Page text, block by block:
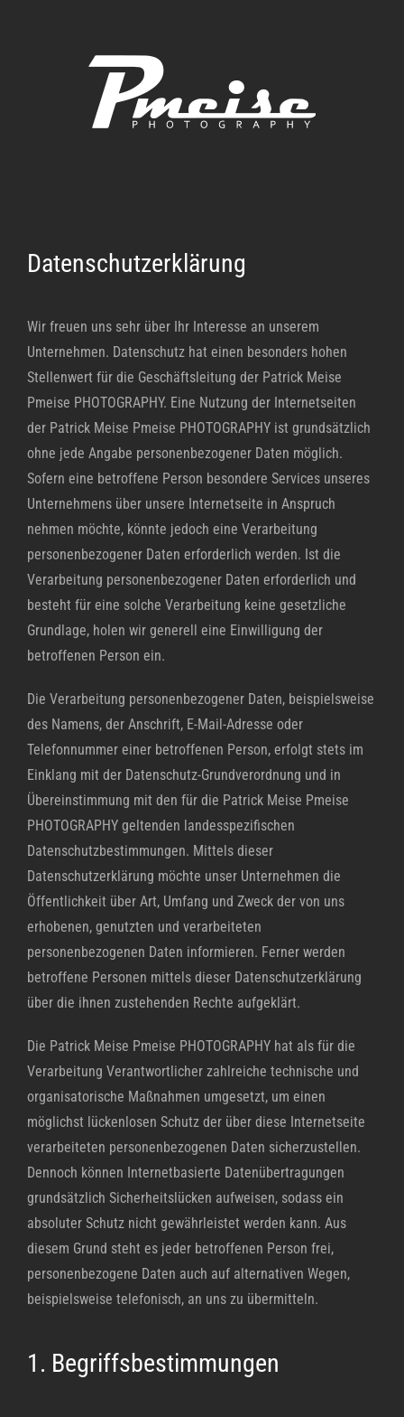
Datenschutzerklärung
Wir freuen uns sehr über Ihr Interesse an unserem
Unternehmen. Datenschutz hat einen besonders hohen
Stellenwert für die Geschäftsleitung der Patrick Meise
Pmeise PHOTOGRAPHY. Eine Nutzung der Internetseiten
der Patrick Meise Pmeise PHOTOGRAPHY ist grundsätzlich
ohne jede Angabe personenbezogener Daten möglich.
Sofern eine betroffene Person besondere Services unseres
Unternehmens über unsere Internetseite in Anspruch
nehmen möchte, könnte jedoch eine Verarbeitung
personenbezogener Daten erforderlich werden. Ist die
Verarbeitung personenbezogener Daten erforderlich und
besteht für eine solche Verarbeitung keine gesetzliche
Grundlage, holen wir generell eine Einwilligung der
betroffenen Person ein.
Die Verarbeitung personenbezogener Daten, beispielsweise
des Namens, der Anschrift, E-Mail-Adresse oder
Telefonnummer einer betroffenen Person, erfolgt stets im
Einklang mit der Datenschutz-Grundverordnung und in
Übereinstimmung mit den für die Patrick Meise Pmeise
PHOTOGRAPHY geltenden landesspezifischen
Datenschutzbestimmungen. Mittels dieser
Datenschutzerklärung möchte unser Unternehmen die
Öffentlichkeit über Art, Umfang und Zweck der von uns
erhobenen, genutzten und verarbeiteten
personenbezogenen Daten informieren. Ferner werden
betroffene Personen mittels dieser Datenschutzerklärung
über die ihnen zustehenden Rechte aufgeklärt.
Die Patrick Meise Pmeise PHOTOGRAPHY hat als für die
Verarbeitung Verantwortlicher zahlreiche technische und
organisatorische Maßnahmen umgesetzt, um einen
möglichst lückenlosen Schutz der über diese Internetseite
verarbeiteten personenbezogenen Daten sicherzustellen.
Dennoch können Internetbasierte Datenübertragungen
grundsätzlich Sicherheitslücken aufweisen, sodass ein
absoluter Schutz nicht gewährleistet werden kann. Aus
diesem Grund steht es jeder betroffenen Person frei,
personenbezogene Daten auch auf alternativen Wegen,
beispielsweise telefonisch, an uns zu übermitteln.
1. Begriffsbestimmungen